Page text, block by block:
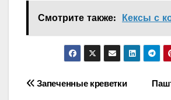
Смотрите также: Кексы с
Навигация
Запеченные креветки